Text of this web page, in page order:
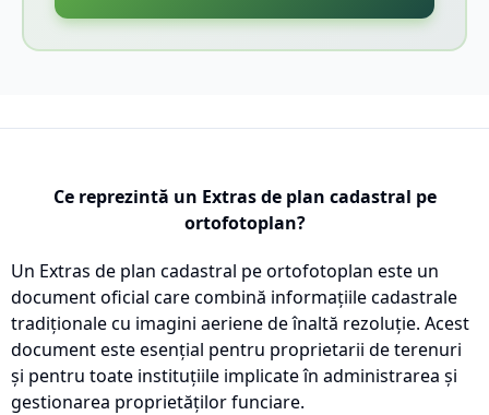
Ce reprezintă un Extras de plan cadastral pe
ortofotoplan?
Un Extras de plan cadastral pe ortofotoplan este un
document oficial care combină informațiile cadastrale
tradiționale cu imagini aeriene de înaltă rezoluție. Acest
document este esențial pentru proprietarii de terenuri
și pentru toate instituțiile implicate în administrarea și
gestionarea proprietăților funciare.